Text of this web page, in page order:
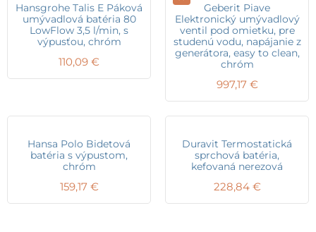
Hansgrohe Talis E Páková
umývadlová batéria 80
LowFlow 3,5 l/min, s
výpusťou, chróm
110,09 €
Geberit Piave
Elektronický umývadlový
ventil pod omietku, pre
studenú vodu, napájanie z
generátora, easy to clean,
chróm
997,17 €
Hansa Polo Bidetová
batéria s výpustom,
chróm
159,17 €
Duravit Termostatická
sprchová batéria,
kefovaná nerezová
228,84 €